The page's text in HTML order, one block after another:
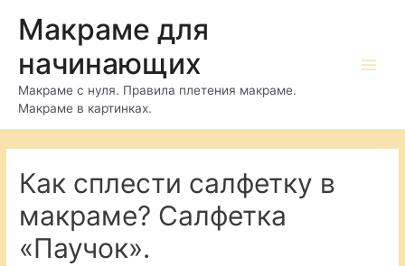
содержимому
Макраме для
начинающих
Макраме с нуля. Правила плетения макраме.
Макраме в картинках.
Как сплести салфетку в
макраме? Салфетка
«Паучок».